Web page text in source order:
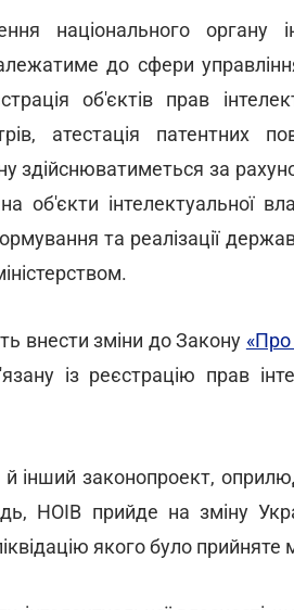
національного органу
до сфери
об'єктів прав
атестація патентних
здійснюватиметься за
об'єкти інтелектуальної
та реалізації
внести зміни до Закону «Про
із реєстрацію прав
інший законопроект,
НОІВ прийде на зміну
якого було прийняте